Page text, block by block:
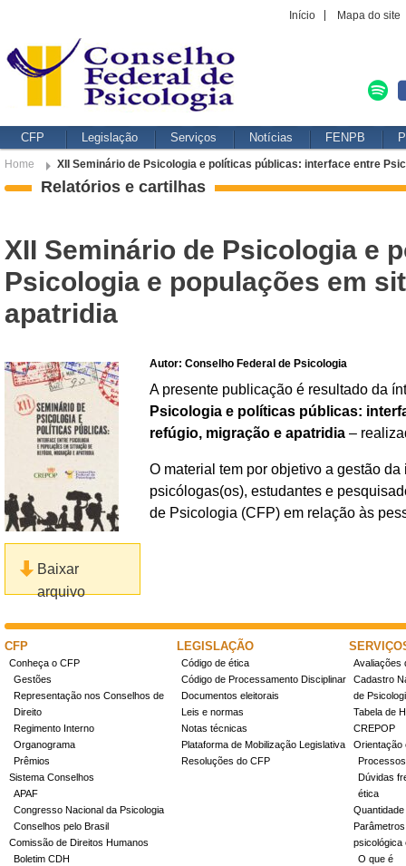
Início Mapa do site
CFP Legislação Serviços Notícias FENPB
Home XII Seminário de Psicologia e políticas públicas: interface entre
Relatórios e cartilhas
XII Seminário de Psicologia e
Psicologia e populações em
apatridia
Baixar
arquivo
Autor: Conselho Federal de Psicologia
A presente publicação é resultado da
Psicologia e políticas públicas:
refúgio, migração e apatridia –
O material tem por objetivo a gestão
psicólogas(os), estudantes e
de Psicologia (CFP) em relação às
CFP
Conheça o CFP
Gestões
Representação nos Conselhos de
Direito
Regimento Interno
Organograma
Prêmios
Sistema Conselhos
APAF
Congresso Nacional da Psicologia
Conselhos pelo Brasil
Comissão de Direitos Humanos
Boletim CDH
LEGISLAÇÃO
Código de ética
Código de Processamento Disciplinar
Documentos eleitorais
Leis e normas
Notas técnicas
Plataforma de Mobilização Legislativa
Resoluções do CFP
Avaliações
Cadastro
de
Tabela de
CREPOP
Orientação
Dúvidas
ética
psicológica
O que é